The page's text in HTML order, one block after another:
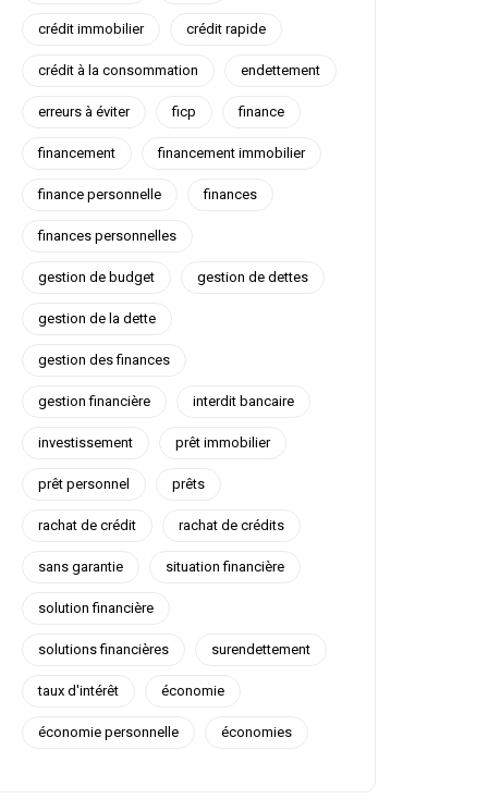
crédit immobilier crédit rapide
crédit à la consommation endettement
erreurs à éviter ficp finance
financement financement immobilier
finance personnelle finances
finances personnelles
gestion de budget gestion de dettes
gestion de la dette
gestion des finances
gestion financière interdit bancaire
investissement prêt immobilier
prêt personnel prêts
rachat de crédit rachat de crédits
sans garantie situation financière
solution financière
solutions financières surendettement
taux d'intérêt économie
économie personnelle économies